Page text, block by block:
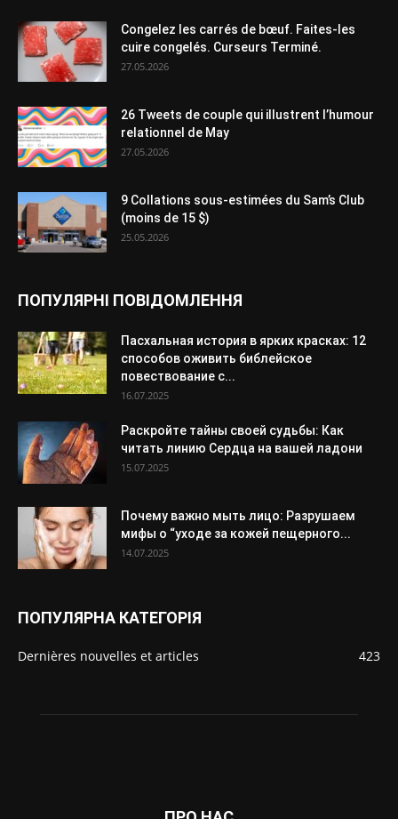
Congelez les carrés de bœuf. Faites-les
cuire congelés. Curseurs Terminé.
27.05.2026
26 Tweets de couple qui illustrent l’humour
relationnel de May
27.05.2026
9 Collations sous-estimées du Sam’s Club
(moins de 15 $)
25.05.2026
ПОПУЛЯРНІ ПОВІДОМЛЕННЯ
Пасхальная история в ярких красках: 12
способов оживить библейское
повествование с...
16.07.2025
Раскройте тайны своей судьбы: Как
читать линию Сердца на вашей ладони
15.07.2025
Почему важно мыть лицо: Разрушаем
мифы о “уходе за кожей пещерного...
14.07.2025
ПОПУЛЯРНА КАТЕГОРІЯ
Dernières nouvelles et articles 423